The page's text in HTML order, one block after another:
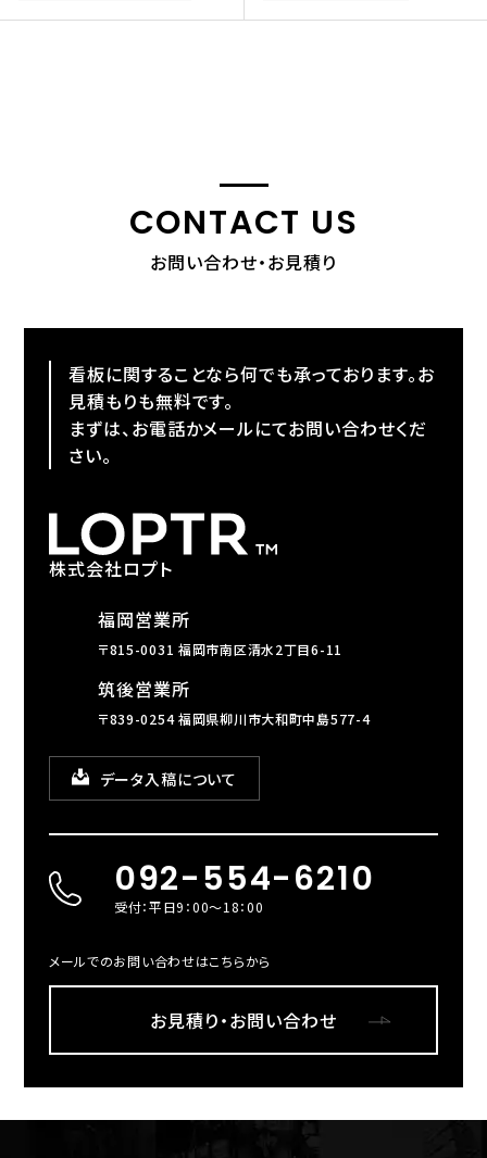
CONTACT US
お問い合わせ・お見積り
看板に関することなら何でも承っております。お
見積もりも無料です。
まずは、お電話かメールにてお問い合わせくだ
さい。
株式会社ロプト
福岡営業所
〒815-0031 福岡市南区清水2丁目6-11
筑後営業所
〒839-0254 福岡県柳川市大和町中島577-4
データ入稿について
092-554-6210
受付：平日9：00～18：00
メールでのお問い合わせはこちらから
お見積り・お問い合わせ